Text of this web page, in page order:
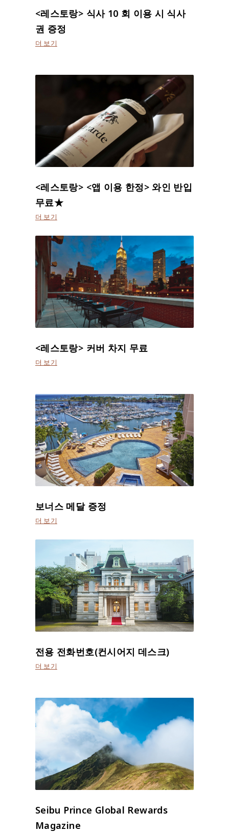
<레스토랑> 식사 10 회 이용 시 식사
권 증정
더 보기
<레스토랑> <앱 이용 한정> 와인 반입
무료★
더 보기
<레스토랑> 커버 차지 무료
더 보기
보너스 메달 증정
더 보기
전용 전화번호(컨시어지 데스크)
더 보기
Seibu Prince Global Rewards
Magazine